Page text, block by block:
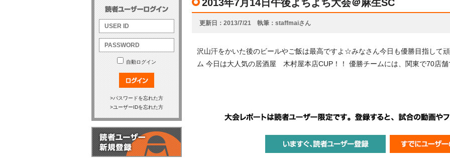
2013年7月14日午後よちよち大会＠麻生SC
更新日 2013/7/21 執筆 staffmaiさん
沢山汗をかいた後のビールやご飯は最高ですよ☆みなさん今日も優勝目指して
ム 今日は大人気の居酒屋 木村屋本店CUP！！ 優勝チームには、関東で70店
自動ログイン
パスワードを忘れた方
ユーザーIDを忘れた方